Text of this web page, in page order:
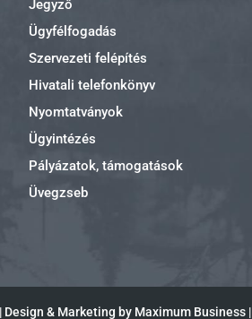
Jegyző
Ügyfélfogadás
Szervezeti felépítés
Hivatali telefonkönyv
Nyomtatványok
Ügyintézés
Pályázatok, támogatások
Üvegzseb
Design & Marketing by Maximum Business |